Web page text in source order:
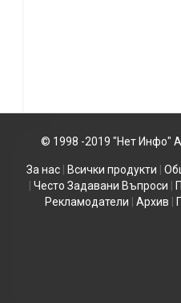
© 1998 -2019 "Нет Инфо"
За нас| Всички продукти
Често Задавани Въпроси
Рекламодатели
Архив